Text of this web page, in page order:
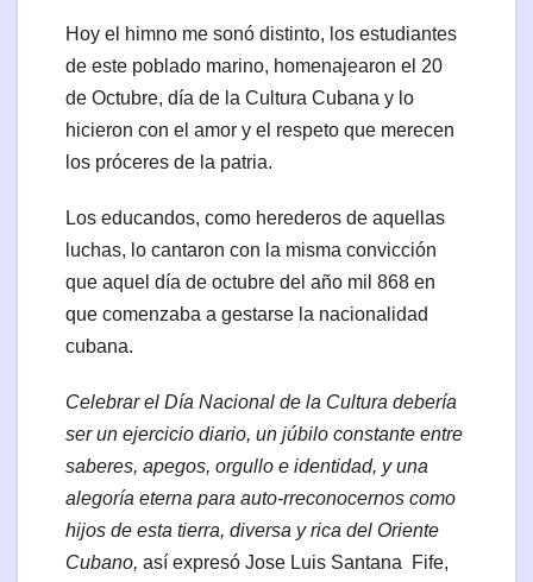
Hoy el himno me sonó distinto, los estudiantes
de este poblado marino, homenajearon el 20
de Octubre, día de la Cultura Cubana y lo
hicieron con el amor y el respeto que merecen
los próceres de la patria.
Los educandos, como herederos de aquellas
luchas, lo cantaron con la misma convicción
que aquel día de octubre del año mil 868 en
que comenzaba a gestarse la nacionalidad
cubana.
Celebrar el Día Nacional de la Cultura debería
ser un ejercicio diario, un júbilo constante entre
saberes, apegos, orgullo e identidad, y una
alegoría eterna para auto-rreconocernos como
hijos de esta tierra, diversa y rica del Oriente
Cubano, así expresó Jose Luis Santana Fife,